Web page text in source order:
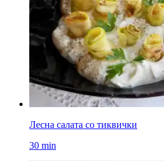
Лесна салата со тиквички
30 min